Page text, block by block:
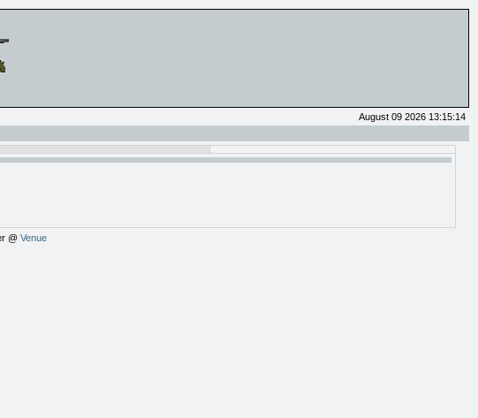
August 09 2026 13:15:14
@ Venue